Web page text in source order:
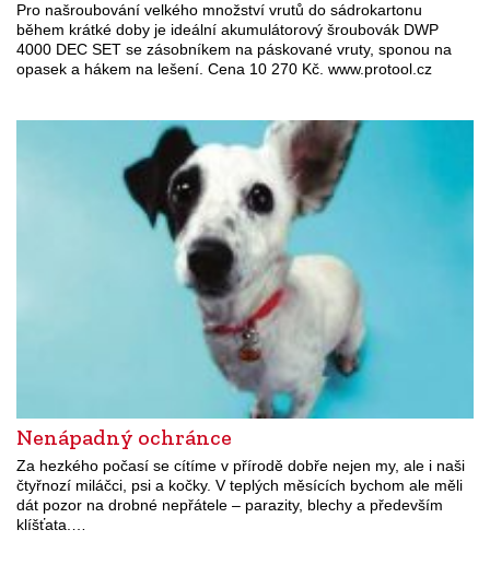
Pro našroubování velkého množství vrutů do sádrokartonu
během krátké doby je ideální akumulátorový šroubovák DWP
4000 DEC SET se zásobníkem na páskované vruty, sponou na
opasek a hákem na lešení. Cena 10 270 Kč. www.protool.cz
Nenápadný ochránce
Za hezkého počasí se cítíme v přírodě dobře nejen my, ale i naši
čtyřnozí miláčci, psi a kočky. V teplých měsících bychom ale měli
dát pozor na drobné nepřátele – parazity, blechy a především
klíšťata.…